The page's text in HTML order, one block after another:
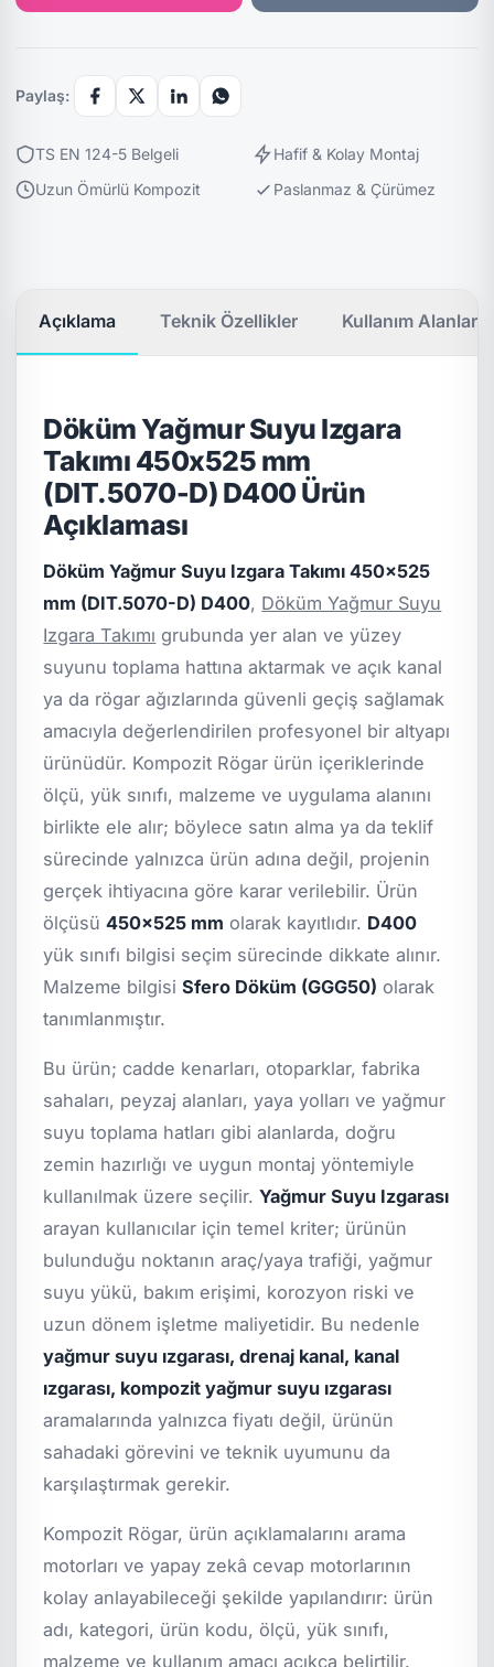
Paylaş:
TS EN 124-5 Belgeli
Hafif & Kolay Montaj
Uzun Ömürlü Kompozit
Paslanmaz & Çürümez
Açıklama Teknik Özellikler Kullanım Alanları
Döküm Yağmur Suyu Izgara
Takımı 450x525 mm
(DIT.5070-D) D400 Ürün
Açıklaması
Döküm Yağmur Suyu Izgara Takımı 450x525
mm (DIT.5070-D) D400, Döküm Yağmur Suyu
Izgara Takımı grubunda yer alan ve yüzey
suyunu toplama hattına aktarmak ve açık kanal
ya da rögar ağızlarında güvenli geçiş sağlamak
amacıyla değerlendirilen profesyonel bir altyapı
ürünüdür. Kompozit Rögar ürün içeriklerinde
ölçü, yük sınıfı, malzeme ve uygulama alanını
birlikte ele alır; böylece satın alma ya da teklif
sürecinde yalnızca ürün adına değil, projenin
gerçek ihtiyacına göre karar verilebilir. Ürün
ölçüsü450x525 mm olarak kayıtlıdır. D400
yük sınıfı bilgisi seçim sürecinde dikkate alınır.
Malzeme bilgisiSfero Döküm (GGG50) olarak
tanımlanmıştır.
Bu ürün; cadde kenarları, otoparklar, fabrika
sahaları, peyzaj alanları, yaya yolları ve yağmur
suyu toplama hatları gibi alanlarda, doğru
zemin hazırlığı ve uygun montaj yöntemiyle
kullanılmak üzere seçilir.Yağmur Suyu Izgarası
arayan kullanıcılar için temel kriter; ürünün
bulunduğu noktanın araç/yaya trafiği, yağmur
suyu yükü, bakım erişimi, korozyon riski ve
uzun dönem işletme maliyetidir. Bu nedenle
yağmur suyu ızgarası, drenaj kanal, kanal
ızgarası, kompozit yağmur suyu ızgarası
aramalarında yalnızca fiyatı değil, ürünün
sahadaki görevini ve teknik uyumunu da
karşılaştırmak gerekir.
Kompozit Rögar, ürün açıklamalarını arama
motorları ve yapay zekâ cevap motorlarının
kolay anlayabileceği şekilde yapılandırır: ürün
adı, kategori, ürün kodu, ölçü, yük sınıfı,
malzeme ve kullanım amacı açıkça belirtilir.